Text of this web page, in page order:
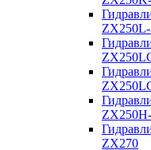
ZX270